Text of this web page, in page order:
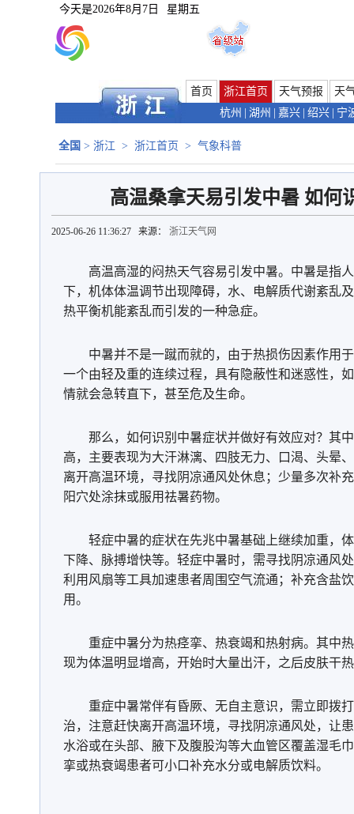
今天是2026年8月7日 星期五
首页 浙江首页 天气预报
天
杭州
湖州 嘉兴 绍兴 宁
全国 > 浙江 > 浙江首页 > 气象科普
高温桑拿天易引发中暑 如何
2025-06-26 11:36:27 来源： 浙江天气网
高温高湿的闷热天气容易引发中暑。中暑是指
下，机体体温调节出现障碍，水、电解质代谢紊乱
热平衡机能紊乱而引发的一种急症。
中暑并不是一蹴而就的，由于热损伤因素作用
一个由轻及重的连续过程，具有隐蔽性和迷惑性，
情就会急转直下，甚至危及生命。
那么，如何识别中暑症状并做好有效应对？其
高，主要表现为大汗淋漓、四肢无力、口渴、头晕
离开高温环境，寻找阴凉通风处休息；少量多次补
阳穴处涂抹或服用祛暑药物。
轻症中暑的症状在先兆中暑基础上继续加重，
下降、脉搏增快等。轻症中暑时，需寻找阴凉通风
利用风扇等工具加速患者周围空气流通；补充含盐
用。
重症中暑分为热痉挛、热衰竭和热射病。其中
现为体温明显增高，开始时大量出汗，之后皮肤干
重症中暑常伴有昏厥、无自主意识，需立即拨
治，注意赶快离开高温环境，寻找阴凉通风处，让
水浴或在头部、腋下及腹股沟等大血管区覆盖湿毛
挛或热衰竭患者可小口补充水分或电解质饮料。
走进青海祁连 邂逅一场大自然的顶级配色